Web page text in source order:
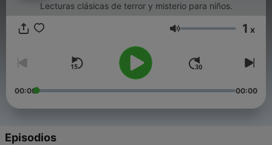
Lecturas clásicas de terror y misterio para niños.
Volumen 1 x
00:00 00:00
Episodios